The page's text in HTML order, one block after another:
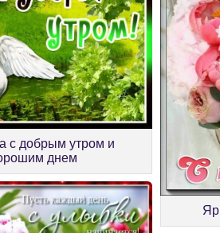
с добрым утром и
днем